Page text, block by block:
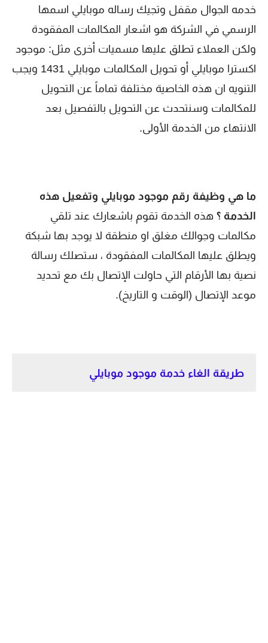
خدمه الجوال مقفل وتجيك رساله موبايلي اسمها
الرسمي في الشركة هو اشعار المكالمات المفقودة
ولكن العملاء تطلق عليها مسميات أخرى مثل: موجود
اكسترا موبايلي أو تحويل المكالمات موبايلي 1431 ويجب
التنويه ان هذه الخاصية مختلفة تماماً عن التحويل
للمكالمات وسنتحدث عن التحويل بالتفصيل بعد
الانتهاء من الخدمة الأولى.
ما هي وظيفة رقم موجود موبايلي وتفعيل هذه
الخدمة ؟ هذه الخدمة تقوم باشعارك عند تلقي
مكالمات وجوالك مغلق او منطقة لا يوجد بها شبكة
ويطلق عليها المكالمات المفقودة ، ستصلك رسالة
نصية بها الأرقام التي حاولت الإتصال بك مع تحديد
موعد الإتصال (الوقت و التاريخ).
طريقة الغاء خدمة موجود موبايلي